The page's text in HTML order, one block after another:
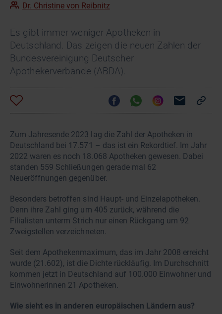
Dr. Christine von Reibnitz
Es gibt immer weniger Apotheken in
Deutschland. Das zeigen die neuen Zahlen der
Bundesvereinigung Deutscher
Apothekerverbände (ABDA).
Zum Jahresende 2023 lag die Zahl der Apotheken in
Deutschland bei 17.571 – das ist ein Rekordtief. Im Jahr
2022 waren es noch 18.068 Apotheken gewesen. Dabei
standen 559 Schließungen gerade mal 62
Neueröffnungen gegenüber.
Besonders betroffen sind Haupt- und Einzelapotheken.
Denn ihre Zahl ging um 405 zurück, während die
Filialisten unterm Strich nur einen Rückgang um 92
Zweigstellen verzeichneten.
Seit dem Apothekenmaximum, das im Jahr 2008 erreicht
wurde (21.602), ist die Dichte rückläufig. Im Durchschnitt
kommen jetzt in Deutschland auf 100.000 Einwohner und
Einwohnerinnen 21 Apotheken.
Wie sieht es in anderen europäischen Ländern aus?